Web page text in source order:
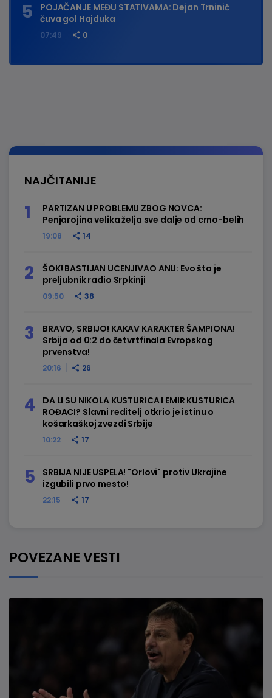
07:49 0
POJAČANJE MEĐU STATIVAMA: Dejan Trninić
čuva gol Hajduka
NAJČITANIJE
19:08 14
PARTIZAN U PROBLEMU ZBOG NOVCA:
Penjarojina velika želja sve dalje od crno-belih
09:50 38
ŠOK! BASTIJAN UCENJIVAO ANU: Evo šta je
preljubnik radio Srpkinji
20:16 26
BRAVO, SRBIJO! KAKAV KARAKTER ŠAMPIONA!
Srbija od 0:2 do četvrtfinala Evropskog
prvenstva!
10:22 17
DA LI SU NIKOLA KUSTURICA I EMIR KUSTURICA
ROĐACI? Slavni reditelj otkrio je istinu o
košarkaškoj zvezdi Srbije
22:15 17
SRBIJA NIJE USPELA! "Orlovi" protiv Ukrajine
izgubili prvo mesto!
POVEZANE VESTI